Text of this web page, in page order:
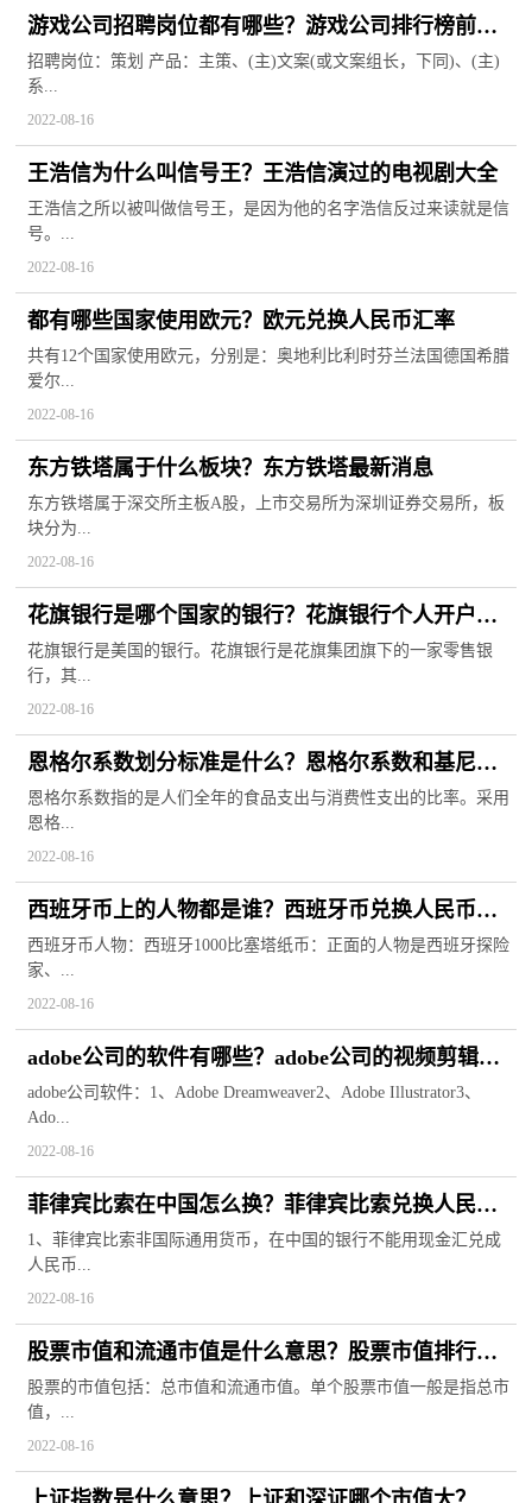
游戏公司招聘岗位都有哪些？游戏公司排行榜前十
名
招聘岗位：策划 产品：主策、(主)文案(或文案组长，下同)、(主)
系...
2022-08-16
王浩信为什么叫信号王？王浩信演过的电视剧大全
王浩信之所以被叫做信号王，是因为他的名字浩信反过来读就是信
号。...
2022-08-16
都有哪些国家使用欧元？欧元兑换人民币汇率
共有12个国家使用欧元，分别是：奥地利比利时芬兰法国德国希腊
爱尔...
2022-08-16
东方铁塔属于什么板块？东方铁塔最新消息
东方铁塔属于深交所主板A股，上市交易所为深圳证券交易所，板
块分为...
2022-08-16
花旗银行是哪个国家的银行？花旗银行个人开户条
件是什么？
花旗银行是美国的银行。花旗银行是花旗集团旗下的一家零售银
行，其...
2022-08-16
恩格尔系数划分标准是什么？恩格尔系数和基尼系
数的区别
恩格尔系数指的是人们全年的食品支出与消费性支出的比率。采用
恩格...
2022-08-16
西班牙币上的人物都是谁？西班牙币兑换人民币汇
率
西班牙币人物：西班牙1000比塞塔纸币：正面的人物是西班牙探险
家、...
2022-08-16
adobe公司的软件有哪些？adobe公司的视频剪辑软
件有哪些？
adobe公司软件：1、Adobe Dreamweaver2、Adobe Illustrator3、
Ado...
2022-08-16
菲律宾比索在中国怎么换？菲律宾比索兑换人民币
汇率
1、菲律宾比索非国际通用货币，在中国的银行不能用现金汇兑成
人民币...
2022-08-16
股票市值和流通市值是什么意思？股票市值排行榜
前100
股票的市值包括：总市值和流通市值。单个股票市值一般是指总市
值，...
2022-08-16